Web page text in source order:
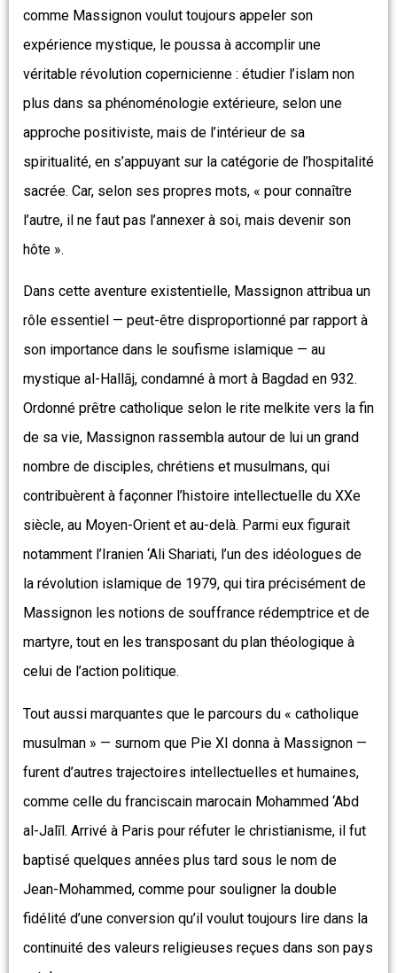
comme Massignon voulut toujours appeler son
expérience mystique, le poussa à accomplir une
véritable révolution copernicienne : étudier l’islam non
plus dans sa phénoménologie extérieure, selon une
approche positiviste, mais de l’intérieur de sa
spiritualité, en s’appuyant sur la catégorie de l’hospitalité
sacrée. Car, selon ses propres mots, « pour connaître
l’autre, il ne faut pas l’annexer à soi, mais devenir son
hôte ».
Dans cette aventure existentielle, Massignon attribua un
rôle essentiel — peut-être disproportionné par rapport à
son importance dans le soufisme islamique — au
mystique al-Hallāj, condamné à mort à Bagdad en 932.
Ordonné prêtre catholique selon le rite melkite vers la fin
de sa vie, Massignon rassembla autour de lui un grand
nombre de disciples, chrétiens et musulmans, qui
contribuèrent à façonner l’histoire intellectuelle du XXe
siècle, au Moyen-Orient et au-delà. Parmi eux figurait
notamment l’Iranien ‘Ali Shariati, l’un des idéologues de
la révolution islamique de 1979, qui tira précisément de
Massignon les notions de souffrance rédemptrice et de
martyre, tout en les transposant du plan théologique à
celui de l’action politique.
Tout aussi marquantes que le parcours du « catholique
musulman » — surnom que Pie XI donna à Massignon —
furent d’autres trajectoires intellectuelles et humaines,
comme celle du franciscain marocain Mohammed ‘Abd
al-Jalīl. Arrivé à Paris pour réfuter le christianisme, il fut
baptisé quelques années plus tard sous le nom de
Jean-Mohammed, comme pour souligner la double
fidélité d’une conversion qu’il voulut toujours lire dans la
continuité des valeurs religieuses reçues dans son pays